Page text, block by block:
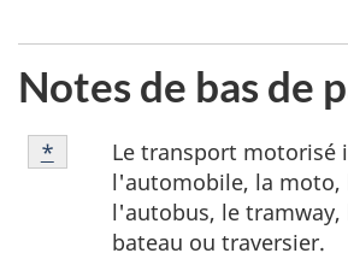
Notes de bas de
Note
de
Le transport motorisé
l'automobile, la moto,
l'autobus, le
bateau ou traversier.
Retour à la référence de la
*